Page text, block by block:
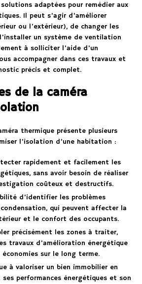
adaptées pour remédier aux
Il peut s’agir d’améliorer
ou l’extérieur), de changer les
un système de ventilation
à solliciter l’aide d’un
accompagner dans ces travaux et
précis et complet.
de la caméra
thermique présente plusieurs
l’isolation d’une habitation :
rapidement et facilement les
sans avoir besoin de réaliser
coûteux et destructifs.
d’identifier les problèmes
qui peuvent affecter la
et le confort des occupants.
précisément les zones à traiter,
travaux d’amélioration énergétique
sur le long terme.
à valoriser un bien immobilier en
performances énergétiques et son